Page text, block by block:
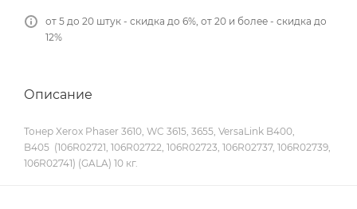
от 5 до 20 штук - скидка до 6%, от 20 и более - скидка до
12%
Описание
Тонер Xerox Phaser 3610, WC 3615, 3655, VersaLink B400,
B405 (106R02721, 106R02722, 106R02723, 106R02737, 106R02739,
106R02741) (GALA) 10 кг.